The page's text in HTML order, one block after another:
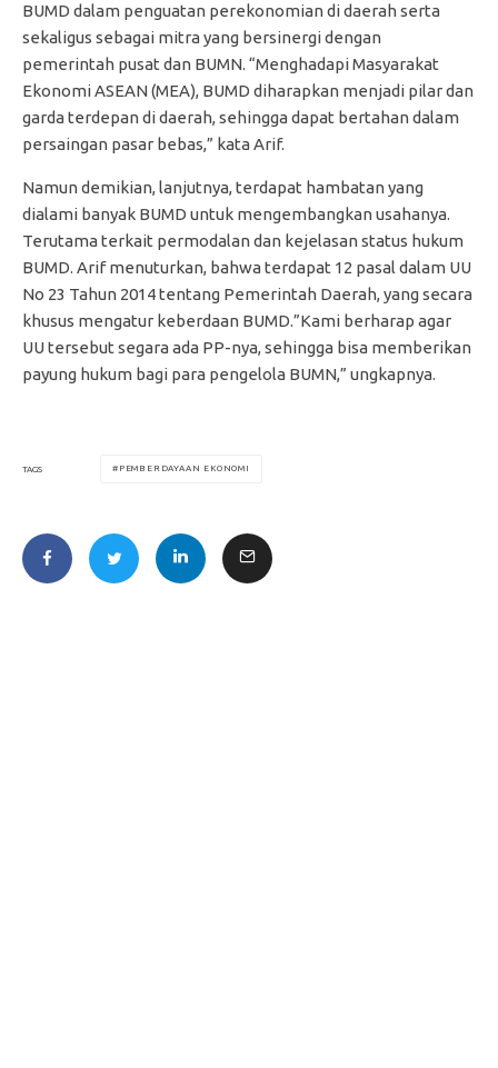
BUMD dalam penguatan perekonomian di daerah serta
sekaligus sebagai mitra yang bersinergi dengan
pemerintah pusat dan BUMN. “Menghadapi Masyarakat
Ekonomi ASEAN (MEA), BUMD diharapkan menjadi pilar dan
garda terdepan di daerah, sehingga dapat bertahan dalam
persaingan pasar bebas,” kata Arif.
Namun demikian, lanjutnya, terdapat hambatan yang
dialami banyak BUMD untuk mengembangkan usahanya.
Terutama terkait permodalan dan kejelasan status hukum
BUMD. Arif menuturkan, bahwa terdapat 12 pasal dalam UU
No 23 Tahun 2014 tentang Pemerintah Daerah, yang secara
khusus mengatur keberdaan BUMD.”Kami berharap agar
UU tersebut segara ada PP-nya, sehingga bisa memberikan
payung hukum bagi para pengelola BUMN,” ungkapnya.
TAGS PEMBERDAYAAN EKONOMI